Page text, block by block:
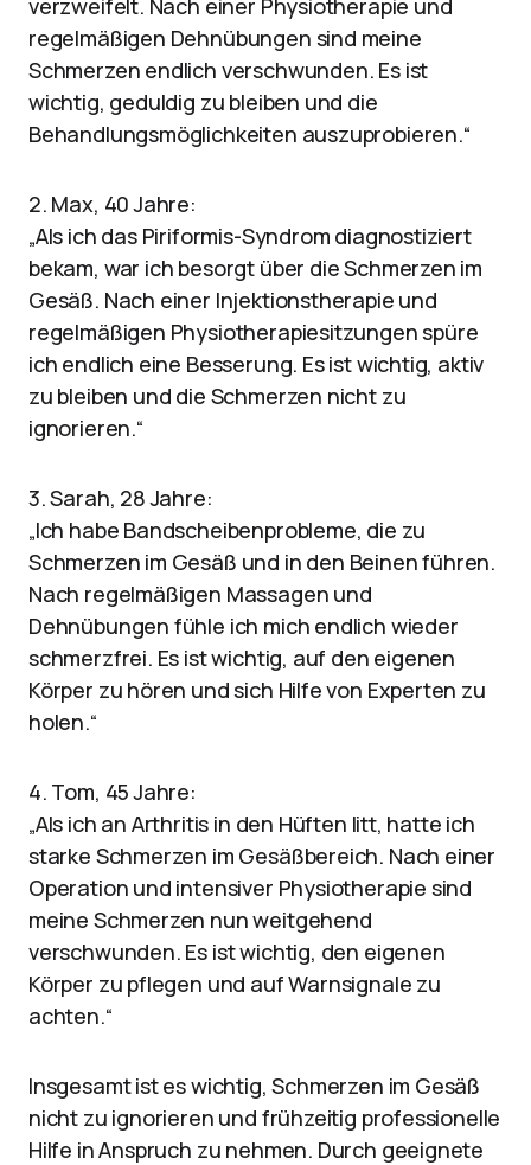
verzweifelt. Nach einer Physiotherapie und
regelmäßigen Dehnübungen sind meine
Schmerzen endlich verschwunden. Es ist
wichtig, geduldig zu bleiben und die
Behandlungsmöglichkeiten auszuprobieren.“
2. Max, 40 Jahre:
„Als ich das Piriformis-Syndrom diagnostiziert
bekam, war ich besorgt über die Schmerzen im
Gesäß. Nach einer Injektionstherapie und
regelmäßigen Physiotherapiesitzungen spüre
ich endlich eine Besserung. Es ist wichtig, aktiv
zu bleiben und die Schmerzen nicht zu
ignorieren.“
3. Sarah, 28 Jahre:
„Ich habe Bandscheibenprobleme, die zu
Schmerzen im Gesäß und in den Beinen führen.
Nach regelmäßigen Massagen und
Dehnübungen fühle ich mich endlich wieder
schmerzfrei. Es ist wichtig, auf den eigenen
Körper zu hören und sich Hilfe von Experten zu
holen.“
4. Tom, 45 Jahre:
„Als ich an Arthritis in den Hüften litt, hatte ich
starke Schmerzen im Gesäßbereich. Nach einer
Operation und intensiver Physiotherapie sind
meine Schmerzen nun weitgehend
verschwunden. Es ist wichtig, den eigenen
Körper zu pflegen und auf Warnsignale zu
achten.“
Insgesamt ist es wichtig, Schmerzen im Gesäß
nicht zu ignorieren und frühzeitig professionelle
Hilfe in Anspruch zu nehmen. Durch geeignete